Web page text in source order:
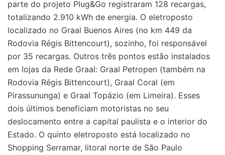
parte do projeto Plug&Go registraram 128 recargas,
totalizando 2.910 kWh de energia. O eletroposto
localizado no Graal Buenos Aires (no km 449 da
Rodovia Régis Bittencourt), sozinho, foi responsável
por 35 recargas. Outros três pontos estão instalados
em lojas da Rede Graal: Graal Petropen (também na
Rodovia Régis Bittencourt), Graal Coral (em
Pirassununga) e Graal Topázio (em Limeira). Esses
dois últimos beneficiam motoristas no seu
deslocamento entre a capital paulista e o interior do
Estado. O quinto eletroposto está localizado no
Shopping Serramar, litoral norte de São Paulo